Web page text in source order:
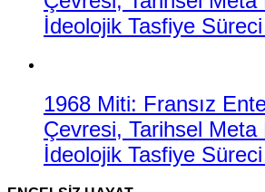
İdeolojik Tasfiye
1968 Miti: Fransız
Çevresi, Tarihsel
İdeolojik Tasfiye